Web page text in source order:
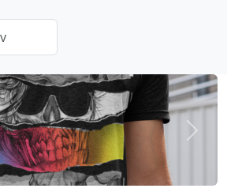
Next